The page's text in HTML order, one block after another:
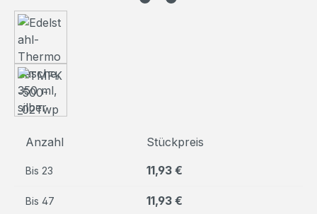
Anzahl Stückpreis
Bis 23 11,93 €
Bis 47 11,93 €